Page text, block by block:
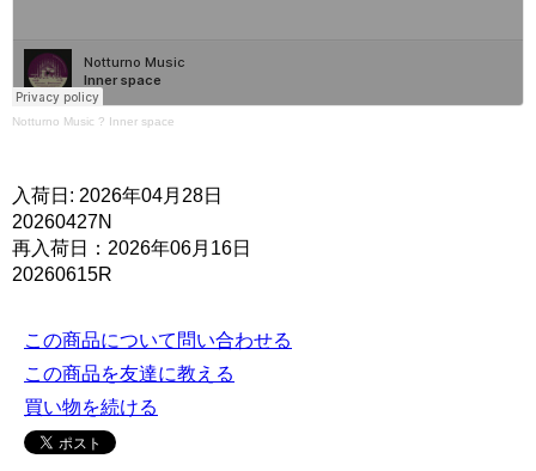
Notturno Music ? Inner space
入荷日: 2026年04月28日
20260427N
再入荷日：2026年06月16日
20260615R
この商品について問い合わせる
この商品を友達に教える
買い物を続ける